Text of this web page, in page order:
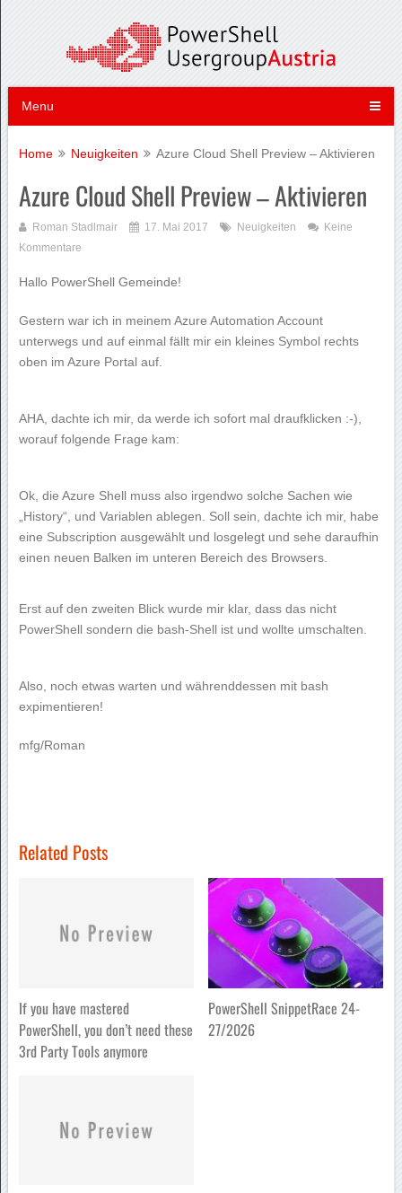
Menu
Home Neuigkeiten Azure Cloud Shell Preview – Aktivieren
Azure Cloud Shell Preview – Aktivieren
Roman Stadlmair 17. Mai 2017 Neuigkeiten
Keine
Kommentare
Hallo PowerShell Gemeinde!
Gestern war ich in meinem Azure Automation Account
unterwegs und auf einmal fällt mir ein kleines Symbol rechts
oben im Azure Portal auf.
AHA, dachte ich mir, da werde ich sofort mal draufklicken :-),
worauf folgende Frage kam:
Ok, die Azure Shell muss also irgendwo solche Sachen wie
„History“, und Variablen ablegen. Soll sein, dachte ich mir, habe
eine Subscription ausgewählt und losgelegt und sehe daraufhin
einen neuen Balken im unteren Bereich des Browsers.
Erst auf den zweiten Blick wurde mir klar, dass das nicht
PowerShell sondern die bash-Shell ist und wollte umschalten.
Also, noch etwas warten und währenddessen mit bash
expimentieren!
mfg/Roman
Related Posts
If you have mastered
PowerShell, you don’t need these
3rd Party Tools anymore
PowerShell SnippetRace 24-
27/2026